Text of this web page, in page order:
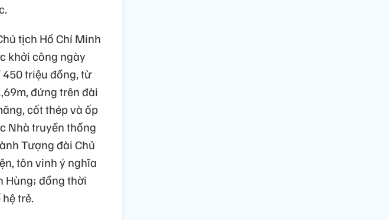
tịch Hồ Chí Minh
khởi công ngày
triệu đồng, từ
đứng trên đài
cốt thép và ốp
Nhà truyền thống
Tượng đài Chủ
tôn vinh ý nghĩa
Hùng; đồng thời
trẻ.